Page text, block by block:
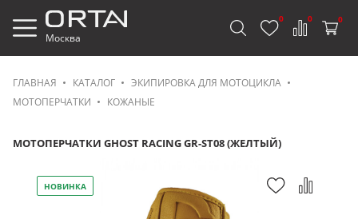
Москва
0 0 0
ГЛАВНАЯ КАТАЛОГ
ЭКИПИРОВКА ДЛЯ МОТОЦИКЛА
МОТОПЕРЧАТКИ
КОЖАНЫЕ
МОТОПЕРЧАТКИ GHOST RACING GR-ST08 (ЖЕЛТЫЙ)
НОВИНКА